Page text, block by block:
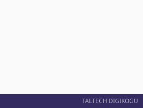
TALTECH DIGIKOGU